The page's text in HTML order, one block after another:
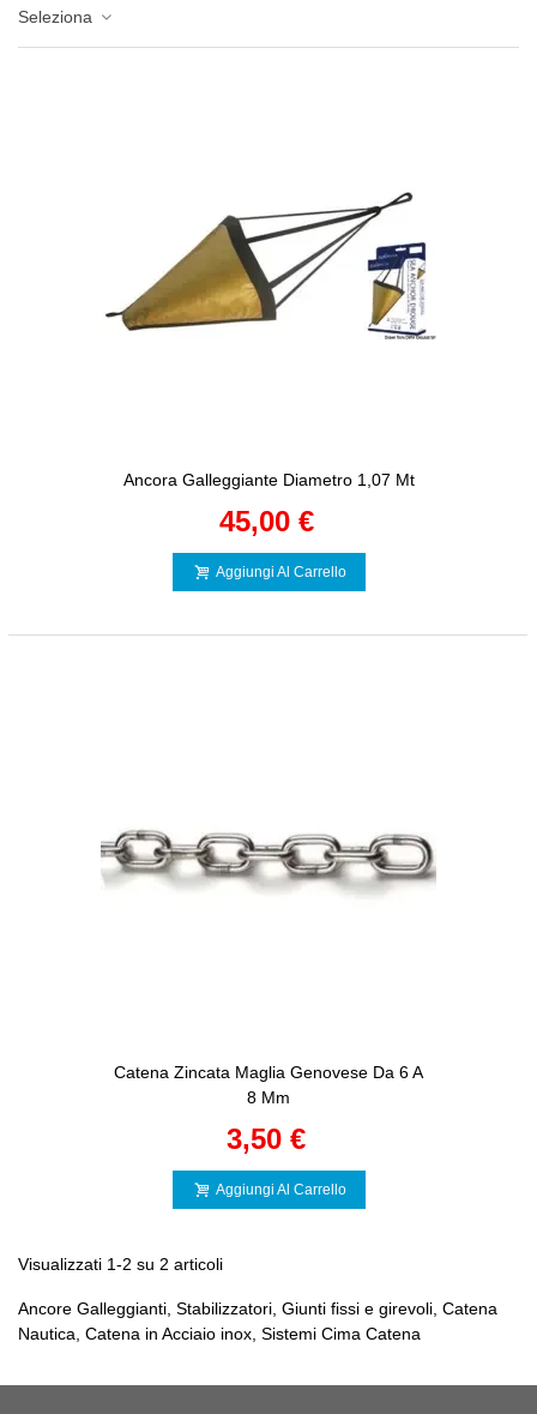
Seleziona
Ancora Galleggiante Diametro 1,07 Mt
45,00 €
Aggiungi Al Carrello
Catena Zincata Maglia Genovese Da 6 A
8 Mm
3,50 €
Aggiungi Al Carrello
Visualizzati 1-2 su 2 articoli
Ancore Galleggianti, Stabilizzatori, Giunti fissi e girevoli, Catena
Nautica, Catena in Acciaio inox, Sistemi Cima Catena